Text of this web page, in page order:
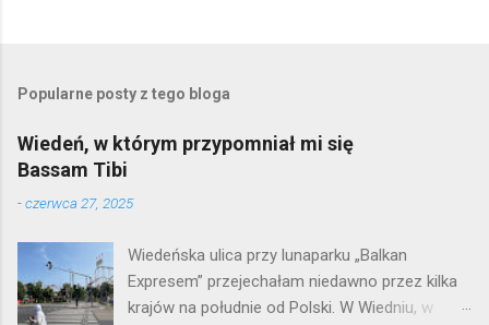
Popularne posty z tego bloga
Wiedeń, w którym przypomniał mi się
Bassam Tibi
-czerwca 27, 2025
Wiedeńska ulica przy lunaparku „Balkan
Expresem” przejechałam niedawno przez kilka
krajów na południe od Polski. W Wiedniu, w